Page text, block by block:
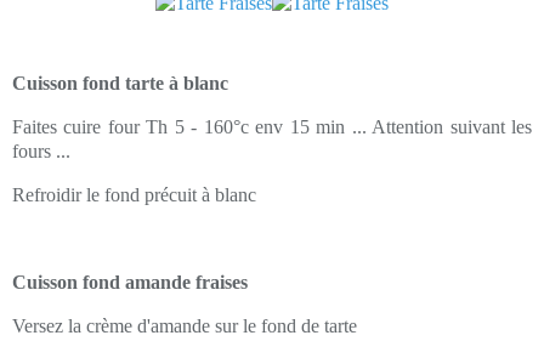
Cuisson fond tarte à blanc
Faites cuire four Th 5 - 160°c env 15 min ... Attention suivant les
fours ...
Refroidir le fond précuit à blanc
Cuisson fond amande fraises
Versez la crème d'amande sur le fond de tarte